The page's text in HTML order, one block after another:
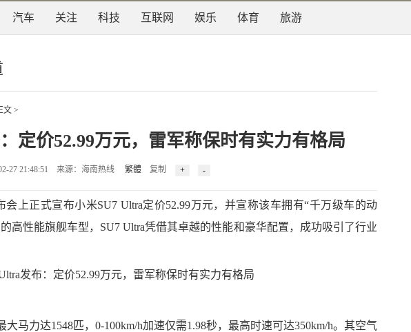
汽车 关注 科技 互联网 娱乐 体育 旅游
文 >
定价52.99万元，雷军称保时有实力有格局
27 21:48:51 来源：海南热线 繁體 复制
正式宣布小米SU7 Ultra定价52.99万元，并宣称该车拥有“千万级车的动
高性能旗舰车型，SU7 Ultra凭借其卓越的性能和豪华配置，成功吸引了行业
力达1548匹，0-100km/h加速仅需1.98秒，最高时速可达350km/h。其空气